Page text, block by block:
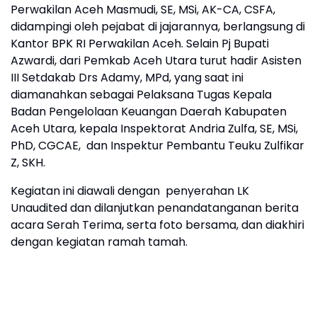
Perwakilan Aceh Masmudi, SE, MSi, AK-CA, CSFA,
didampingi oleh pejabat di jajarannya, berlangsung di
Kantor BPK RI Perwakilan Aceh. Selain Pj Bupati
Azwardi, dari Pemkab Aceh Utara turut hadir Asisten
III Setdakab Drs Adamy, MPd, yang saat ini
diamanahkan sebagai Pelaksana Tugas Kepala
Badan Pengelolaan Keuangan Daerah Kabupaten
Aceh Utara, kepala Inspektorat Andria Zulfa, SE, MSi,
PhD, CGCAE, dan Inspektur Pembantu Teuku Zulfikar
Z, SKH.
Kegiatan ini diawali dengan penyerahan LK
Unaudited dan dilanjutkan penandatanganan berita
acara Serah Terima, serta foto bersama, dan diakhiri
dengan kegiatan ramah tamah.